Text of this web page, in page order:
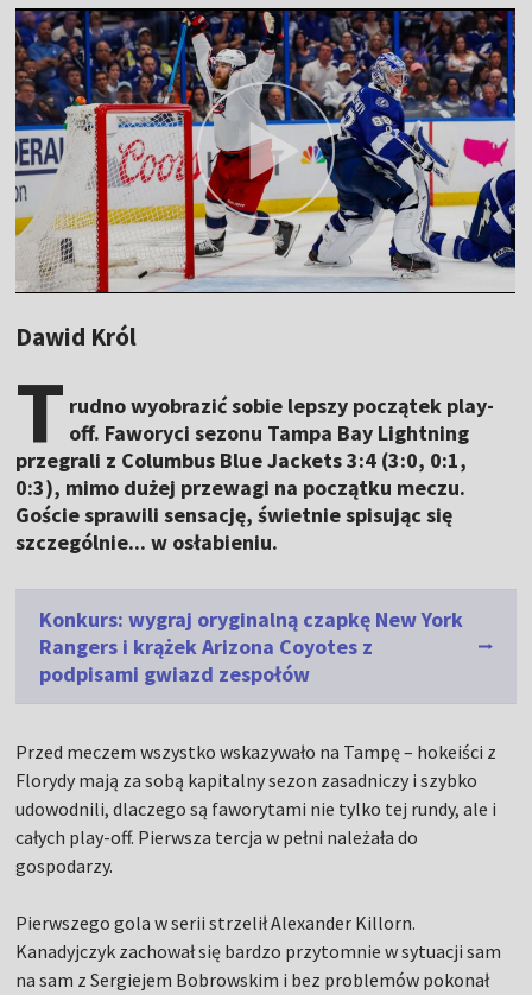
Dawid Król
T rudno wyobrazić sobie lepszy początek play-
off. Faworyci sezonu Tampa Bay Lightning
przegrali z Columbus Blue Jackets 3:4 (3:0, 0:1,
0:3), mimo dużej przewagi na początku meczu.
Goście sprawili sensację, świetnie spisując się
szczególnie... w osłabieniu.
Konkurs: wygraj oryginalną czapkę New York
Rangers i krążek Arizona Coyotes z
podpisami gwiazd zespołów
Przed meczem wszystko wskazywało na Tampę – hokeiści z
Florydy mają za sobą kapitalny sezon zasadniczy i szybko
udowodnili, dlaczego są faworytami nie tylko tej rundy, ale i
całych play-off. Pierwsza tercja w pełni należała do
gospodarzy.
Pierwszego gola w serii strzelił Alexander Killorn.
Kanadyjczyk zachował się bardzo przytomnie w sytuacji sam
na sam z Sergiejem Bobrowskim i bez problemów pokonał